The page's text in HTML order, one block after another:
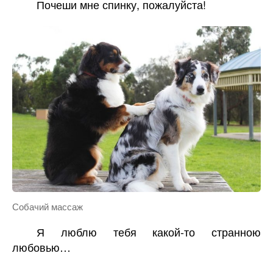
Почеши мне спинку, пожалуйста!
Собачий массаж
Я люблю тебя какой-то странною
любовью…